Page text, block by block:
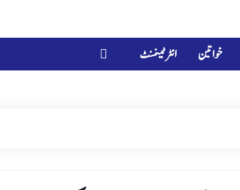
خواتین انٹرٹینمنٹ